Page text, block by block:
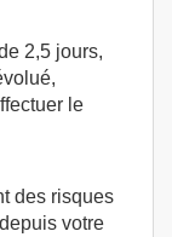
2,5 jours,
le
des risques
votre